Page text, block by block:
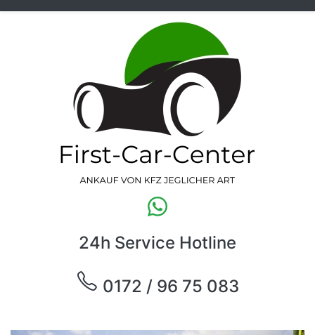
24h Service Hotline
0172 / 96 75 083